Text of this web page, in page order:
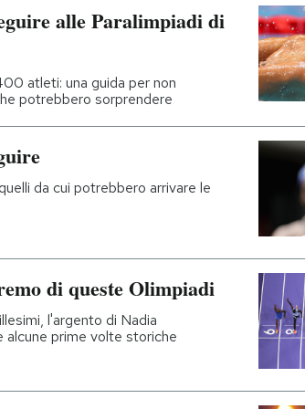
alle Paralimpiadi di
atleti: una guida per non
potrebbero sorprendere
da cui potrebbero arrivare le
di queste Olimpiadi
l'argento di Nadia
prime volte storiche